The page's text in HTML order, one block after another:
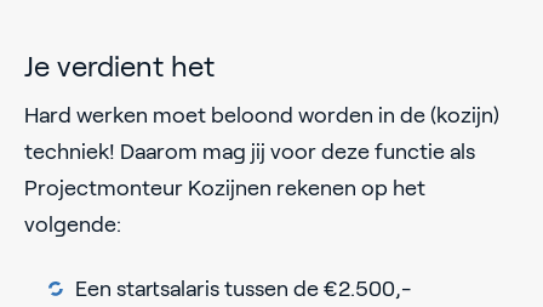
Je verdient het
Hard werken moet beloond worden in de (kozijn)
techniek! Daarom mag jij voor deze functie als
Projectmonteur Kozijnen rekenen op het
volgende:
Een startsalaris tussen de €2.500,-